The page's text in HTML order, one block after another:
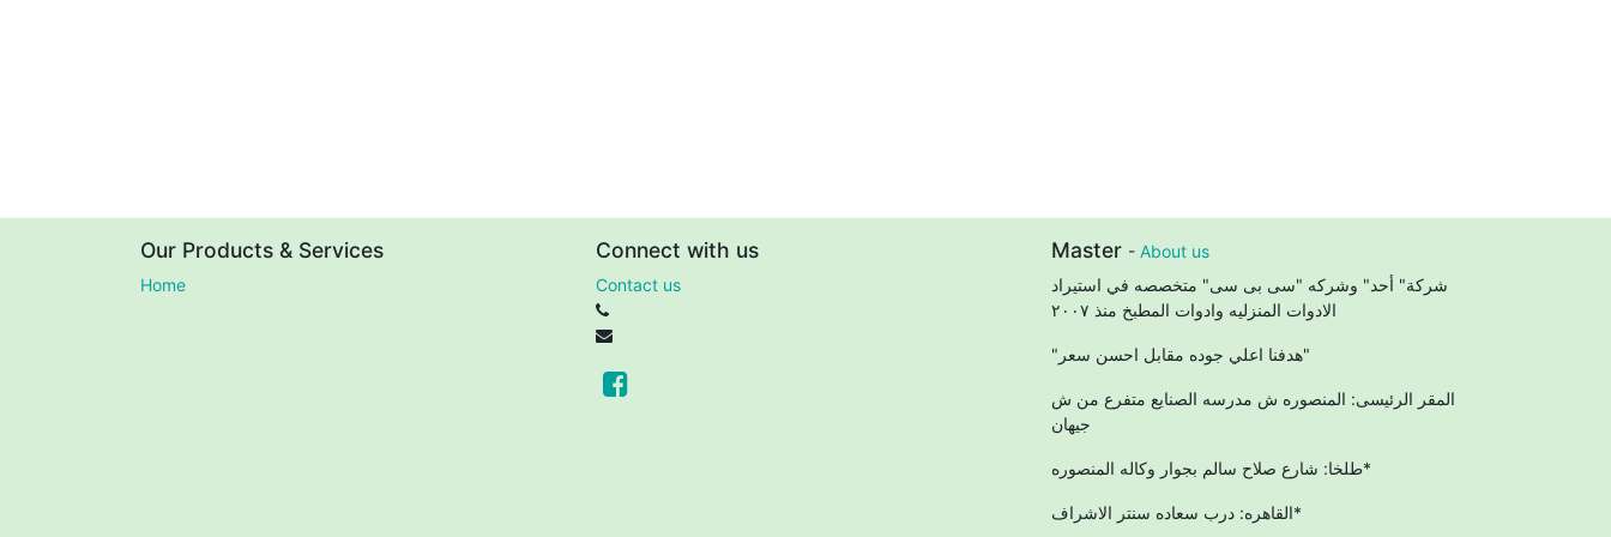
Our Products & Services
Home
Connect with us
Contact us
Master - About us
شركة" أحد" وشركه "سى بى سى" متخصصه في استيراد
"هدفنا اعلي جوده مقابل احسن سعر"
المقر الرئيسى: المنصوره ش مدرسه الصنايع متفرع من ش
جيهان
طلخا: شارع صلاح سالم بجوار وكاله المنصوره*
القاهره: درب سعاده سنتر الاشراف*